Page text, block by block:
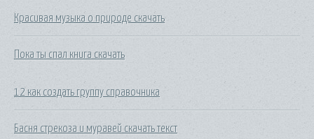
Красивая музыка о природе скачать
Пока ты спал книга скачать
12 как создать группу справочника
Басня стрекоза и муравей скачать текст